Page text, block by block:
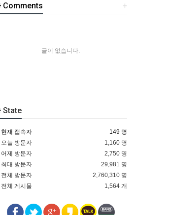
+
Comments
글이 없습니다.
State
현재 접속자
149 명
오늘 방문자
1,160 명
어제 방문자
2,750 명
최대 방문자
29,981 명
전체 방문자
2,760,310 명
전체 게시물
1,564 개